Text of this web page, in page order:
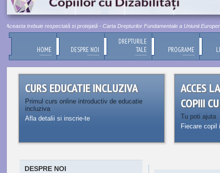
trebuie respectată si protejată - Carta Drepturilor Fundamentale a Uniunii
HOME DESPRE NOI
DREPTURILE
TALE
PROGRAME
CURS EDUCATIE INCLUZIVA
Primul curs online introductiv de educatie
incluziva
Afla detalii si inscrie-te
ACCES
COPIII
Tu poti ajuta
Fiecare
DESPRE NOI